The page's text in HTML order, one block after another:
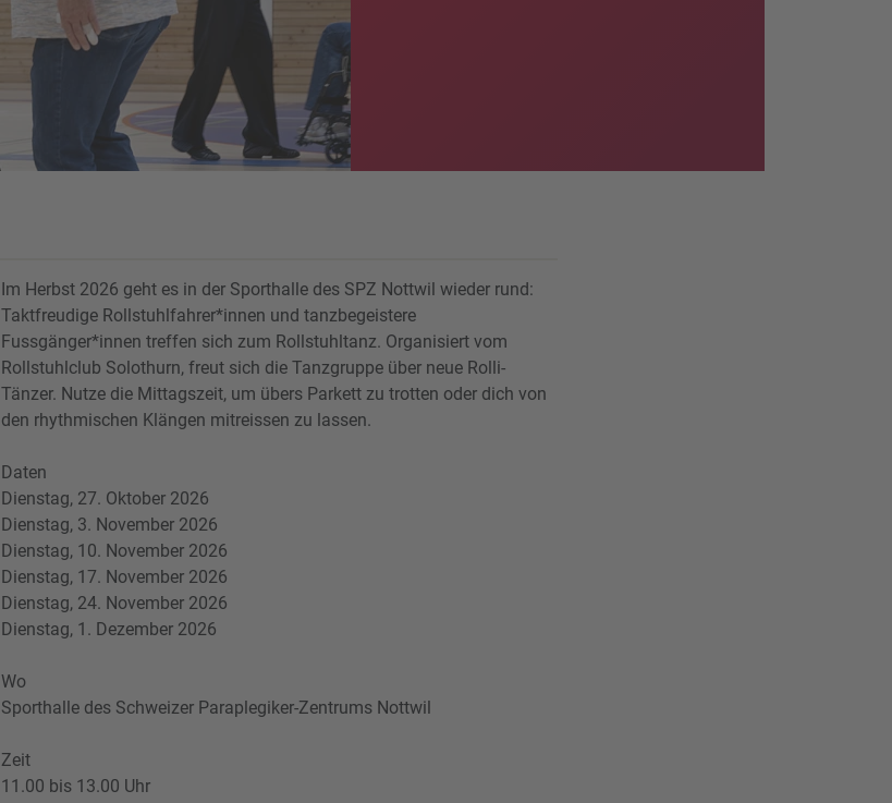
Im Herbst 2026 geht es in der Sporthalle des SPZ Nottwil wieder rund:
Taktfreudige Rollstuhlfahrer*innen und tanzbegeistere
Fussgänger*innen treffen sich zum Rollstuhltanz. Organisiert vom
Rollstuhlclub Solothurn, freut sich die Tanzgruppe über neue Rolli-
Tänzer. Nutze die Mittagszeit, um übers Parkett zu trotten oder dich von
den rhythmischen Klängen mitreissen zu lassen.
Daten
Dienstag, 27. Oktober 2026
Dienstag, 3. November 2026
Dienstag, 10. November 2026
Dienstag, 17. November 2026
Dienstag, 24. November 2026
Dienstag, 1. Dezember 2026
Wo
Sporthalle des Schweizer Paraplegiker-Zentrums Nottwil
Zeit
11.00 bis 13.00 Uhr